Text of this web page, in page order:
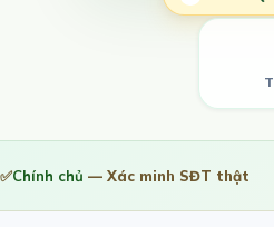
✅Chính chủ — Xác minh SĐT thật